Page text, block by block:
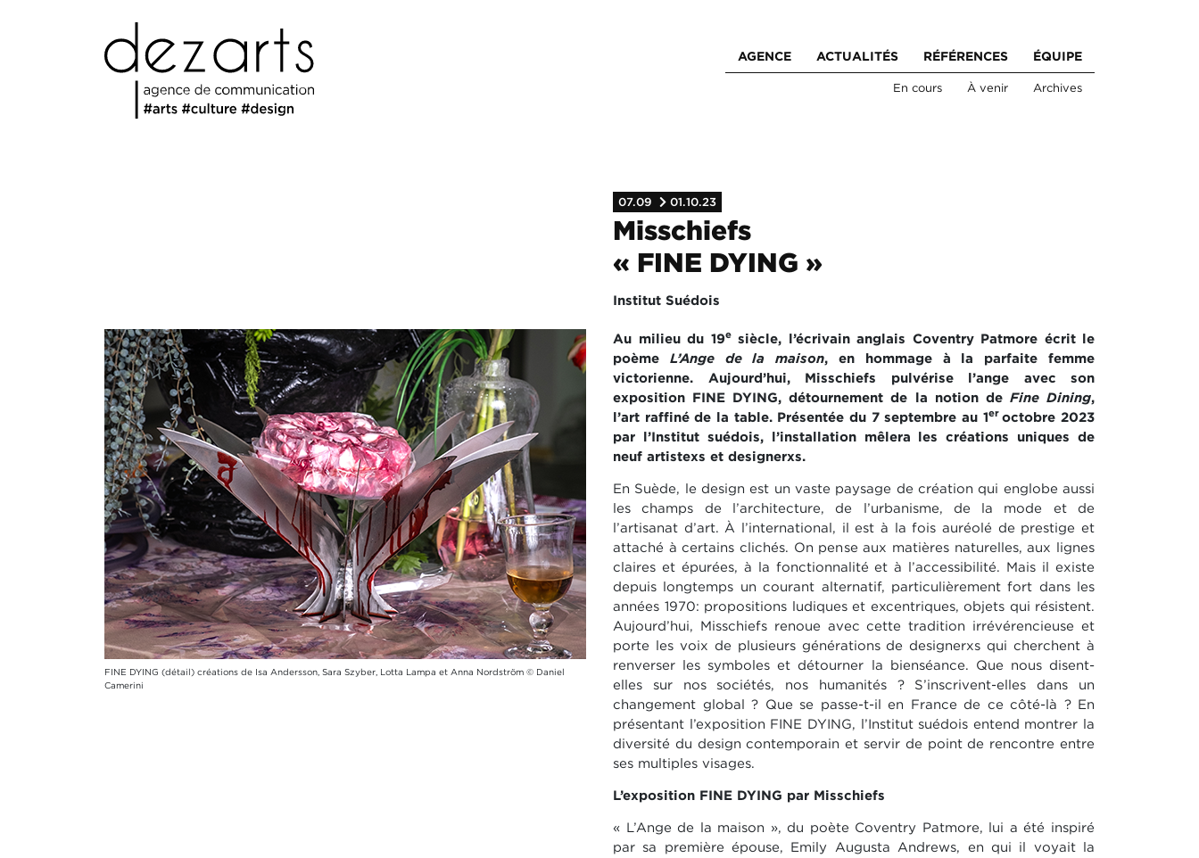
AGENCE ACTUALITÉS RÉFÉRENCES ÉQUIPE
En cours À venir Archives
07.09 01.10.23
Misschiefs
« FINE DYING »
Institut Suédois
FINE DYING (détail) créations de Isa Andersson, Sara Szyber, Lotta Lampa et Anna Nordström © Daniel
Camerini
Au milieu du 19esiècle, l’écrivain anglais Coventry Patmore écrit le
poème L’Ange de la maison, en hommage à la parfaite femme
victorienne. Aujourd’hui, Misschiefs pulvérise l’ange avec son
exposition FINE DYING, détournement de la notion de Fine Dining,
l’art raffiné de la table. Présentée du 7 septembre au 1er octobre 2023
par l’Institut suédois, l’installation mêlera les créations uniques de
neuf artistexs et designerxs.
En Suède, le design est un vaste paysage de création qui englobe aussi
les champs de l’architecture, de l’urbanisme, de la mode et de
l’artisanat d’art. À l’international, il est à la fois auréolé de prestige et
attaché à certains clichés. On pense aux matières naturelles, aux lignes
claires et épurées, à la fonctionnalité et à l’accessibilité. Mais il existe
depuis longtemps un courant alternatif, particulièrement fort dans les
années 1970: propositions ludiques et excentriques, objets qui résistent.
Aujourd’hui, Misschiefs renoue avec cette tradition irrévérencieuse et
porte les voix de plusieurs générations de designerxs qui cherchent à
renverser les symboles et détourner la bienséance. Que nous disent-
elles sur nos sociétés, nos humanités ? S’inscrivent-elles dans un
changement global ? Que se passe-t-il en France de ce côté-là ? En
présentant l’exposition FINE DYING, l’Institut suédois entend montrer la
diversité du design contemporain et servir de point de rencontre entre
ses multiples visages.
L’exposition FINE DYING par Misschiefs
« L’Ange de la maison », du poète Coventry Patmore, lui a été inspiré
par sa première épouse, Emily Augusta Andrews, en qui il voyait la